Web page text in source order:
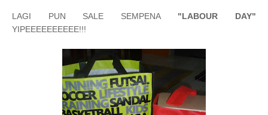
LAGI PUN SALE SEMPENA"LABOUR DAY"
YIPEEEEEEEEEE!!!